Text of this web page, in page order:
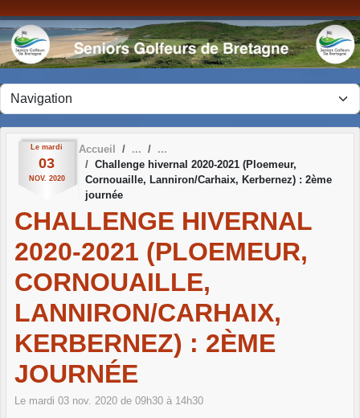
Le mardi
03
NOV. 2020
Accueil
Challenge hivernal 2020-2021 (Ploemeur,
Cornouaille, Lanniron/Carhaix, Kerbernez) : 2ème
journée
CHALLENGE HIVERNAL
2020-2021 (PLOEMEUR,
CORNOUAILLE,
LANNIRON/CARHAIX,
KERBERNEZ) : 2ÈME
JOURNÉE
Le mardi 03 nov. 2020 de 09h30 à 14h30